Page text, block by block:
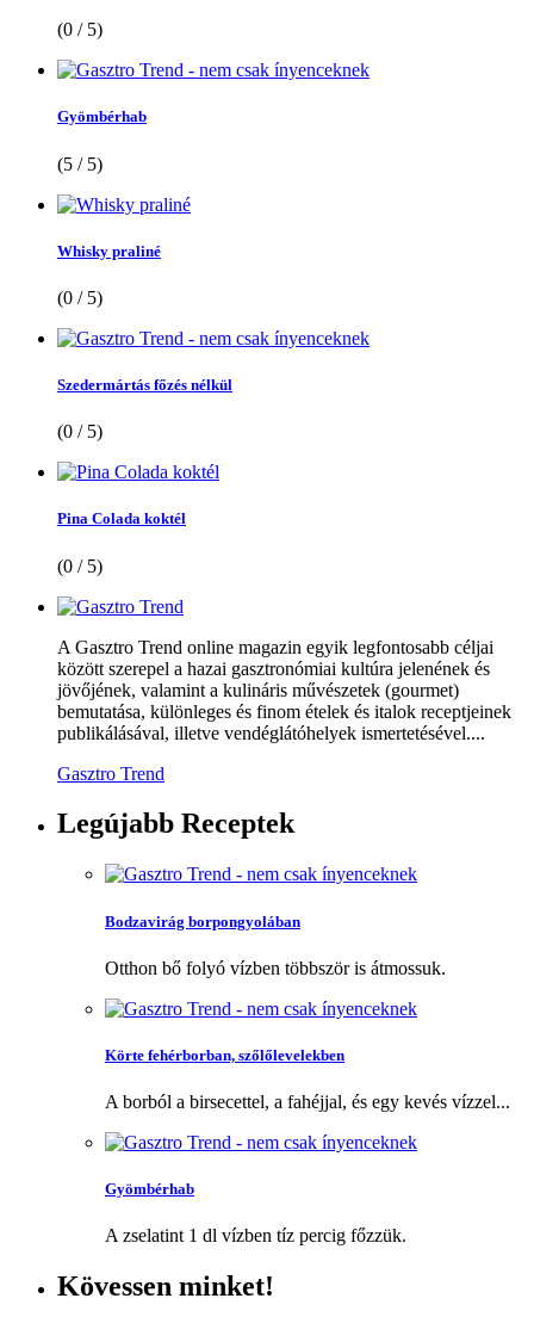
(0 / 5)
Gyömbérhab
(5 / 5)
Whisky praliné
(0 / 5)
Szedermártás főzés nélkül
(0 / 5)
Pina Colada koktél
(0 / 5)
A Gasztro Trend online magazin egyik legfontosabb céljai
között szerepel a hazai gasztronómiai kultúra jelenének és
jövőjének, valamint a kulináris művészetek (gourmet)
bemutatása, különleges és finom ételek és italok receptjeinek
publikálásával, illetve vendéglátóhelyek ismertetésével....
Gasztro Trend
Legújabb Receptek
Bodzavirág borpongyolában
Otthon bő folyó vízben többször is átmossuk.
Körte fehérborban, szőlőlevelekben
A borból a birsecettel, a fahéjjal, és egy kevés vízzel...
Gyömbérhab
A zselatint 1 dl vízben tíz percig főzzük.
Kövessen minket!